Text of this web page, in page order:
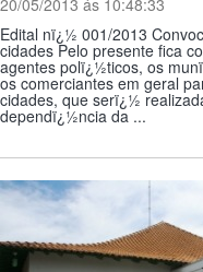
20/05/2013 ás 10:48:33
Edital nï¿½ 001/2013
cidades Pelo presente fica
agentes polï¿½ticos, os
os comerciantes em geral
cidades, que serï¿½
dependï¿½ncia da ...